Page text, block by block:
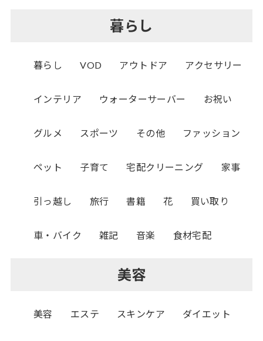
暮らし
暮らし VOD アウトドア アクセサリー
インテリア ウォーターサーバー お祝い
グルメ スポーツ その他 ファッション
ペット 子育て 宅配クリーニング 家事
引っ越し 旅行 書籍 花 買い取り
車・バイク 雑記 音楽 食材宅配
美容
美容 エステ スキンケア ダイエット